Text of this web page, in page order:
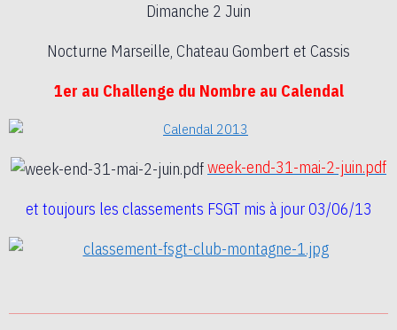
Dimanche 2 Juin
Nocturne Marseille, Chateau Gombert et Cassis
1er au Challenge du Nombre au Calendal
week-end-31-mai-2-juin.pdf
et toujours les classements FSGT mis à jour 03/06/13